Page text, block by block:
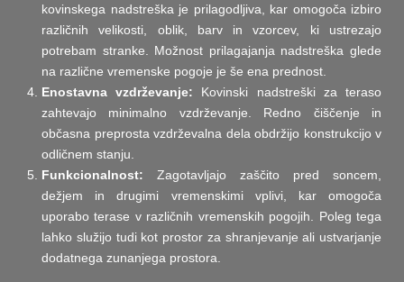
kovinskega nadstreška je prilagodljiva, kar omogoča izbiro
različnih velikosti, oblik, barv in vzorcev, ki ustrezajo
potrebam stranke. Možnost prilagajanja nadstreška glede
na različne vremenske pogoje je še ena prednost.
Enostavna vzdrževanje: Kovinski nadstreški za teraso
zahtevajo minimalno vzdrževanje. Redno čiščenje in
občasna preprosta vzdrževalna dela obdržijo konstrukcijo v
odličnem stanju.
Funkcionalnost: Zagotavljajo zaščito pred soncem,
dežjem in drugimi vremenskimi vplivi, kar omogoča
uporabo terase v različnih vremenskih pogojih. Poleg tega
lahko služijo tudi kot prostor za shranjevanje ali ustvarjanje
dodatnega zunanjega prostora.